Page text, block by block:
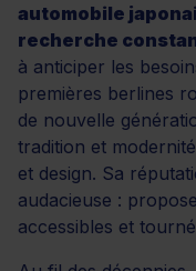
automobile
recherche
à anticiper les
premières berlines
de nouvelle
tradition et
et design. Sa
audacieuse :
accessibles et